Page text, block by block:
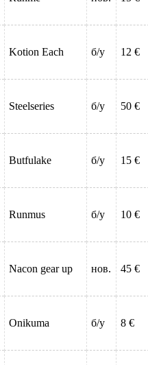
Kotion Each б/у 12 €
Steelseries б/у 50 €
Butfulake б/у 15 €
Runmus б/у 10 €
Nacon gear up нов. 45 €
Onikuma б/у 8 €